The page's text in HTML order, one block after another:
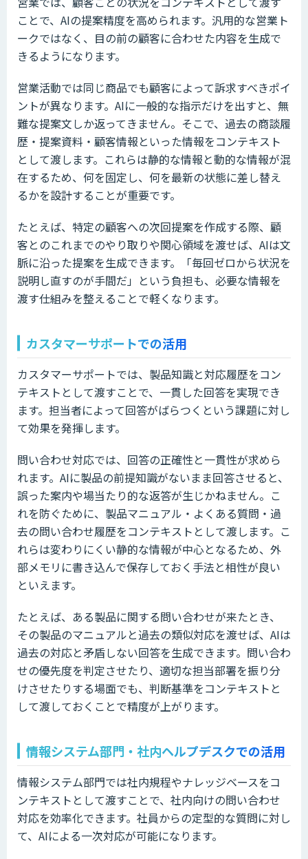
ことで、AIの提案精度を高められます。汎用的な営業ト
ークではなく、目の前の顧客に合わせた内容を生成で
きるようになります。
営業活動では同じ商品でも顧客によって訴求すべきポイ
ントが異なります。AIに一般的な指示だけを出すと、無
難な提案文しか返ってきません。そこで、過去の商談履
歴・提案資料・顧客情報といった情報をコンテキスト
として渡します。これらは静的な情報と動的な情報が混
在するため、何を固定し、何を最新の状態に差し替え
るかを設計することが重要です。
たとえば、特定の顧客への次回提案を作成する際、顧
客とのこれまでのやり取りや関心領域を渡せば、AIは文
脈に沿った提案を生成できます。「毎回ゼロから状況を
説明し直すのが手間だ」という負担も、必要な情報を
渡す仕組みを整えることで軽くなります。
カスタマーサポートでの活用
カスタマーサポートでは、製品知識と対応履歴をコン
テキストとして渡すことで、一貫した回答を実現でき
ます。担当者によって回答がばらつくという課題に対し
て効果を発揮します。
問い合わせ対応では、回答の正確性と一貫性が求めら
れます。AIに製品の前提知識がないまま回答させると、
誤った案内や場当たり的な返答が生じかねません。こ
れを防ぐために、製品マニュアル・よくある質問・過
去の問い合わせ履歴をコンテキストとして渡します。こ
れらは変わりにくい静的な情報が中心となるため、外
部メモリに書き込んで保存しておく手法と相性が良い
といえます。
たとえば、ある製品に関する問い合わせが来たとき、
その製品のマニュアルと過去の類似対応を渡せば、AIは
過去の対応と矛盾しない回答を生成できます。問い合わ
せの優先度を判定させたり、適切な担当部署を振り分
けさせたりする場面でも、判断基準をコンテキストと
して渡しておくことで精度が上がります。
情報システム部門・社内ヘルプデスクでの活用
情報システム部門では社内規程やナレッジベースをコ
ンテキストとして渡すことで、社内向けの問い合わせ
対応を効率化できます。社員からの定型的な質問に対し
て、AIによる一次対応が可能になります。